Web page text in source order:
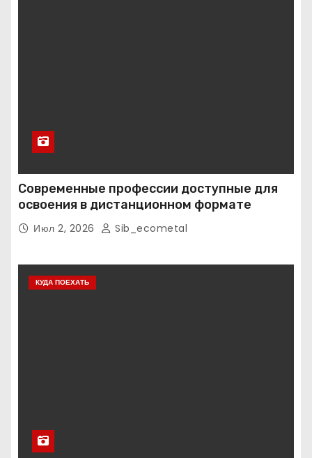
Современные профессии доступные для
освоения в дистанционном формате
Июл 2, 2026 Sib_ecometal
КУДА ПОЕХАТЬ